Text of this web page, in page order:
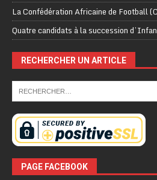
La Confédération Africaine de Football
Quatre candidats à la succession
RECHERCHER UN ARTICLE
PAGE FACEBOOK